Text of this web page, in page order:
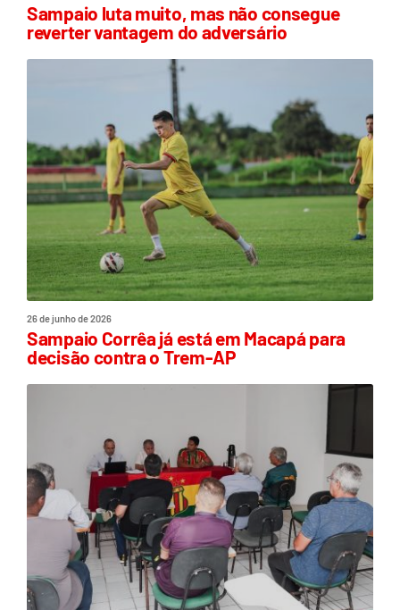
Sampaio luta muito, mas não consegue
reverter vantagem do adversário
26 de junho de 2026
Sampaio Corrêa já está em Macapá para
decisão contra o Trem-AP